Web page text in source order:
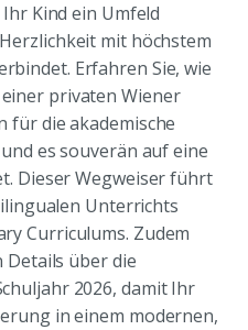
Kind ein Umfeld
mit höchstem
Erfahren Sie, wie
privaten Wiener
für die akademische
es souverän auf eine
Dieser Wegweiser führt
Unterrichts
Curriculums. Zudem
Details über die
2026, damit Ihr
in einem modernen,